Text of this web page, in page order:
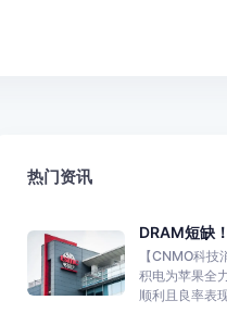
热门资讯
DRAM短缺
【CNMO科
积电为苹果全
顺利且良率表